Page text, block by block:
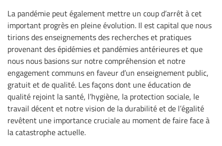
La pandémie peut également mettre un coup d’arrêt à cet
important progrès en pleine évolution. Il est capital que nous
tirions des enseignements des recherches et pratiques
provenant des épidémies et pandémies antérieures et que
nous nous basions sur notre compréhension et notre
engagement communs en faveur d’un enseignement public,
gratuit et de qualité. Les façons dont une éducation de
qualité rejoint la santé, l’hygiène, la protection sociale, le
travail décent et notre vision de la durabilité et de l’égalité
revêtent une importance cruciale au moment de faire face à
la catastrophe actuelle.